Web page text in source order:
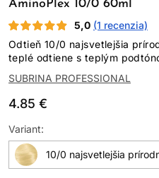
AminoPlex 10/0 60ml
5,0 (1 recenzia)
Odtieň 10/0 najsvetlejšia
teplé odtiene s teplým
SUBRINA PROFESSIONAL
4.85 €
Variant:
10/0 najsvetlejšia